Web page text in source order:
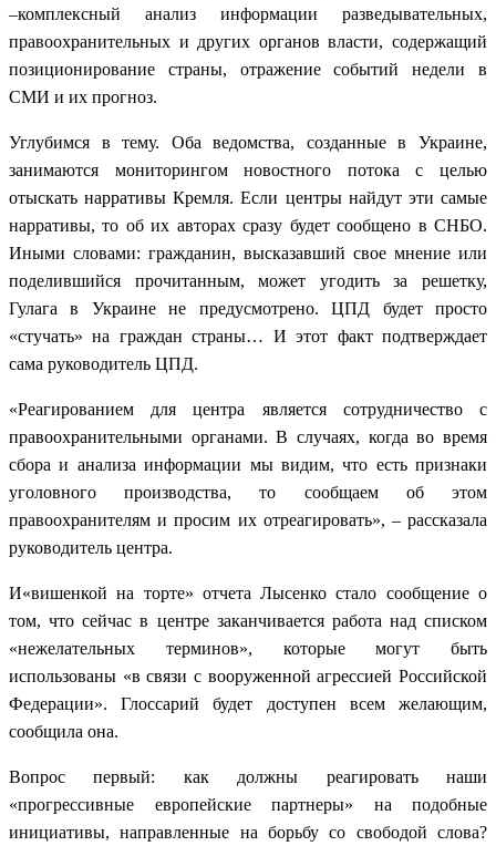
–комплексный анализ информации разведывательных,
правоохранительных и других органов власти, содержащий
позиционирование страны, отражение событий недели в
СМИ и их прогноз.
Углубимся в тему. Оба ведомства, созданные в Украине,
занимаются мониторингом новостного потока с целью
отыскать нарративы Кремля. Если центры найдут эти самые
нарративы, то об их авторах сразу будет сообщено в СНБО.
Иными словами: гражданин, высказавший свое мнение или
поделившийся прочитанным, может угодить за решетку,
Гулага в Украине не предусмотрено. ЦПД будет просто
«стучать» на граждан страны… И этот факт подтверждает
сама руководитель ЦПД.
«Реагированием для центра является сотрудничество с
правоохранительными органами. В случаях, когда во время
сбора и анализа информации мы видим, что есть признаки
уголовного производства, то сообщаем об этом
правоохранителям и просим их отреагировать», – рассказала
руководитель центра.
И«вишенкой на торте» отчета Лысенко стало сообщение о
том, что сейчас в центре заканчивается работа над списком
«нежелательных терминов», которые могут быть
использованы «в связи с вооруженной агрессией Российской
Федерации». Глоссарий будет доступен всем желающим,
сообщила она.
Вопрос первый: как должны реагировать наши
«прогрессивные европейские партнеры» на подобные
инициативы, направленные на борьбу со свободой слова?